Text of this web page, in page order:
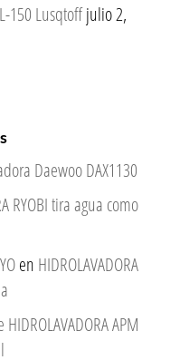
150 Lusqtoffjulio 2,
Daewoo DAX1130
RYOBI tira agua como
en HIDROLAVADORA
APM